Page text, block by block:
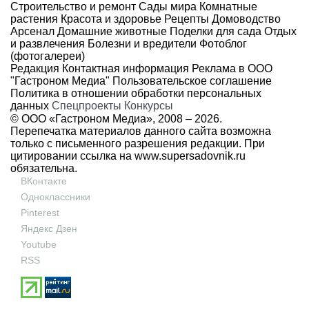
Строительство и ремонт Сады мира Комнатные
растения Красота и здоровье Рецепты Домоводство
Арсенал Домашние животные Поделки для сада Отдых
и развлечения Болезни и вредители Фотоблог
(фотогалереи)
Редакция Контактная информация Реклама в ООО
"Гастроном Медиа" Пользовательское соглашение
Политика в отношении обработки персональных
данных Спецпроекты Конкурсы
© ООО «Гастроном Медиа», 2008 – 2026.
Перепечатка материалов данного сайта возможна
только с письменного разрешения редакции. При
цитировании ссылка на www.supersadovnik.ru
обязательна.
ВКонтакте
Одноклассники
Pinterest
Яндекс Дзен
Youtube
RSS